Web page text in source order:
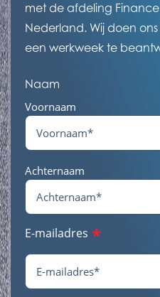
met de afdeling
Nederland. Wij doen
een werkweek te
Naam
Voornaam
Achternaam
E-mailadres *